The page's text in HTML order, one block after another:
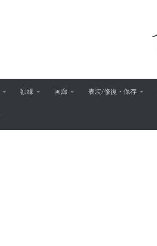
額縁 画廊 表装/修復・保存